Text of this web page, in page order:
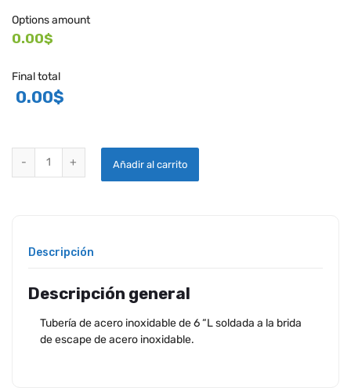
Options amount
0.00$
Final total
0.00$
PILAS DE ESCAPE STUB quantity
Añadir al carrito
Descripción
Descripción general
Tubería de acero inoxidable de 6 “L soldada a la brida
de escape de acero inoxidable.